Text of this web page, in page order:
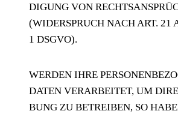
DI­GUNG VON
(WIDER­SPRUCH NACH ART. 21
1 DSGVO).
WER­DEN IHRE
DATEN VER­AR­BEI­TET, UM
BUNG ZU BETREI­BEN, SO